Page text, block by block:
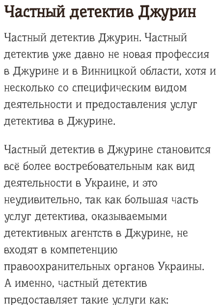
Частный детектив Джурин
Частный детектив Джурин. Частный
детектив уже давно не новая профессия
в Джурине и в Винницкой области, хотя и
несколько со специфическим видом
деятельности и предоставления услуг
детектива в Джурине.
Частный детектив в Джурине становится
всё более востребовательным как вид
деятельности в Украине, и это
неудивительно, так как большая часть
услуг детектива, оказываемыми
детективных агентств в Джурине, не
входят в компетенцию
правоохранительных органов Украины.
А именно, частный детектив
предоставляет такие услуги как: